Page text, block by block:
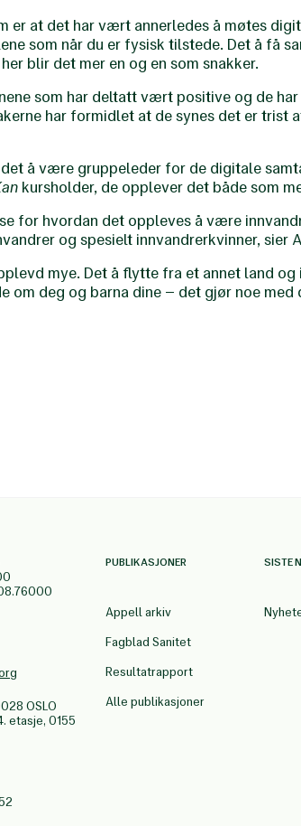
er at det har vært annerledes å møtes
som når du er fysisk tilstede. Det å få
blir det mer en og en som snakker.
som har deltatt vært positive og de
har formidlet at de synes det er trist
å være gruppeleder for de digitale
kursholder, de opplever det både som
for hvordan det oppleves å være
og spesielt innvandrerkvinner, sier
mye. Det å flytte fra et annet land og
om deg og barna dine – det gjør noe med
OSLO
etasje, 0155
PUBLIKASJONER
Appell arkiv
Fagblad Sanitet
Resultatrapport
Alle publikasjoner
SISTE